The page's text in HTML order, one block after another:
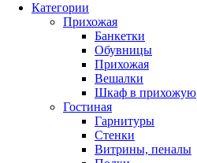
Категории
Прихожая
Банкетки
Обувницы
Прихожая
Вешалки
Шкаф в прихожую
Гостиная
Гарнитуры
Стенки
Витрины, пеналы